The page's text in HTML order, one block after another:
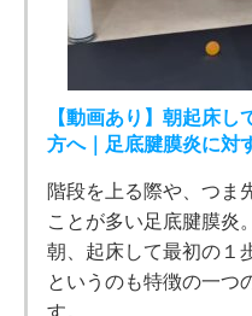
【動画あり】朝起床
方へ｜足底腱膜炎に対
階段を上る際や、つま
ことが多い足底腱膜炎。
朝、起床して最初の１
というのも特徴の一つ
す。